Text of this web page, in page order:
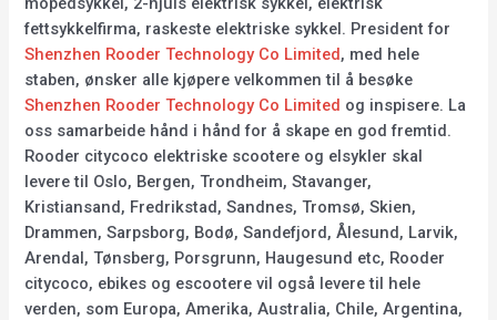
fettsykkelfirma, raskeste elektriske sykkel. President for
Shenzhen Rooder Technology Co Limited, med hele
staben, ønsker alle kjøpere velkommen til å besøke
Shenzhen Rooder Technology Co Limited og inspisere. La
oss samarbeide hånd i hånd for å skape en god fremtid.
Rooder citycoco elektriske scootere og elsykler skal
levere til Oslo, Bergen, Trondheim, Stavanger,
Kristiansand, Fredrikstad, Sandnes, Tromsø, Skien,
Drammen, Sarpsborg, Bodø, Sandefjord, Ålesund, Larvik,
Arendal, Tønsberg, Porsgrunn, Haugesund etc, Rooder
citycoco, ebikes og escootere vil også levere til hele
verden, som Europa, Amerika, Australia, Chile, Argentina,